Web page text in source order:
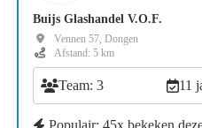
Buijs Glashandel V.O.F.
Vennen 57, Dongen
Afstand: 5 km
Team: 3 11
Populair: 45x bekeken